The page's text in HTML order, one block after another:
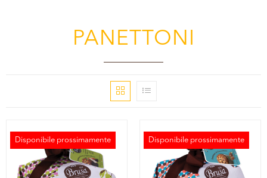
PANETTONI
Disponibile prossimamente
ESAURITO Disponibile prossimamente
ESAURITO